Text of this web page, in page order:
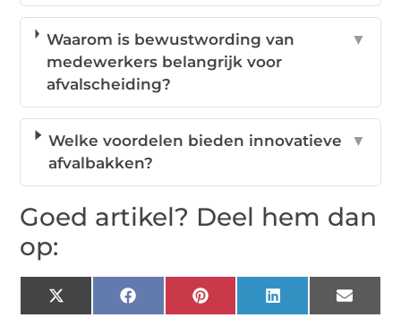
Waarom is bewustwording van
medewerkers belangrijk voor
afvalscheiding?
▼
Welke voordelen bieden innovatieve
afvalbakken?
▼
Goed artikel? Deel hem dan
op:
X
(Twitter)
FacebookPinterestLinkedIn Email